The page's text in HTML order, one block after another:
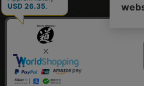
Copyright (C) 道刃物工業株式会